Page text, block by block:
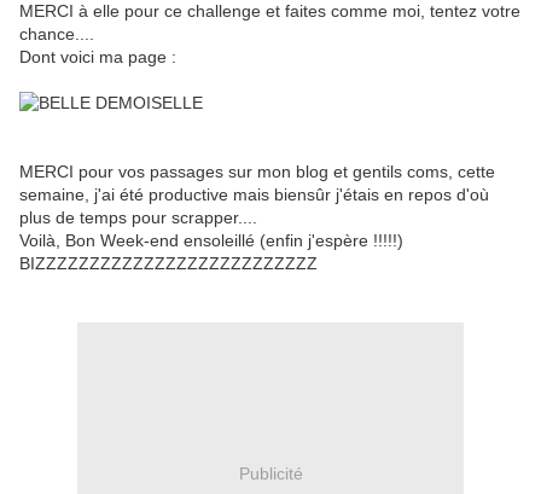
MERCI à elle pour ce challenge et faites comme moi, tentez votre
chance....
Dont voici ma page :
MERCI pour vos passages sur mon blog et gentils coms, cette
semaine, j'ai été productive mais biensûr j'étais en repos d'où
plus de temps pour scrapper....
Voilà, Bon Week-end ensoleillé (enfin j'espère !!!!!)
BIZZZZZZZZZZZZZZZZZZZZZZZZZZ
Publicité